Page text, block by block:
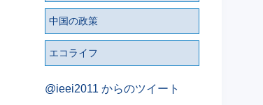
中国の政策
エコライフ
@ieei2011 からのツイート